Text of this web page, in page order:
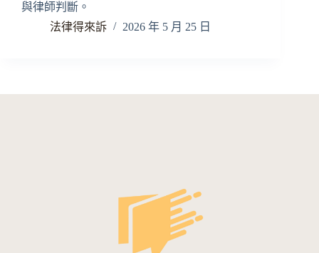
與律師判斷。
法律得來訴
2026 年 5 月 25 日